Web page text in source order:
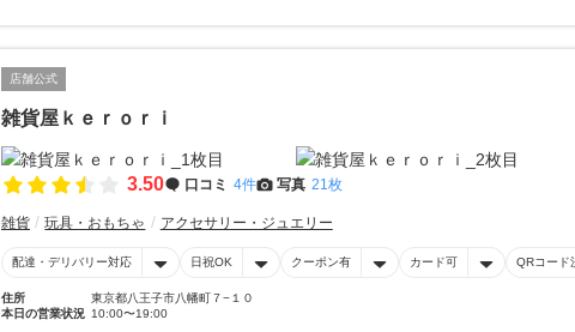
店舗公式
雑貨屋ｋｅｒｏｒｉ
3.50 口コミ 4件 写真 21枚
雑貨 玩具・おもちゃ アクセサリー・ジュエリー
配達・デリバリー対応 日祝OK クーポン有 カード可 QRコード
住所
東京都八王子市八幡町７−１０
本日の営業状況 10:00〜19:00